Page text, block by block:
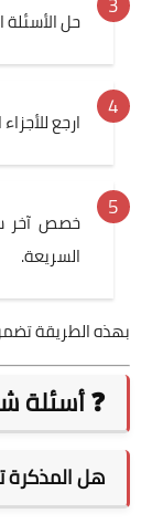
حل الأسئلة
ارجع
خصص آخر
السريعة.
بهذه الطريقة
❓ أسئلة
هل المذكرة